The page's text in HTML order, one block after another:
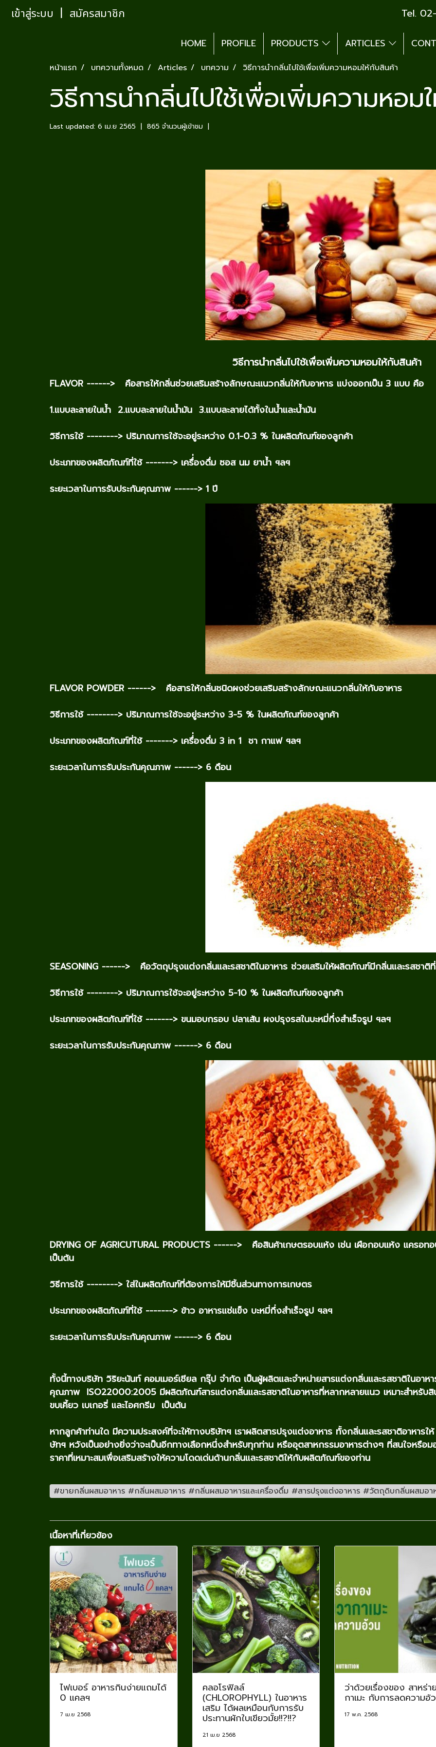
เข้าสู่ระบบ สมัครสมาชิก Tel.
HOME PROFILE PRODUCTS ARTICLES
หน้าแรก บทความทั้งหมด Articles บทความ วิธีการนำกลิ่นไปใช้เพื่อเพิ่มความหอมให้กับสินค้า
วิธีการนำกลิ่นไปใช้เพื่อเพิ่มความหอม
Last updated: 6 เม.ย 2565 | 865 จำนวนผู้เข้าชม |
วิธีการนำกลิ่นไปใช้เพื่อเพิ่มความหอมให้กับสินค้า
FLAVOR ------> คือสารให้กลิ่นช่วยเสริมสร้างลักษณะแนวกลิ่นให้กับอาหาร แบ่งออกเป็น 3 แบบ คือ
1.แบบละลายในน้ำ 2.แบบละลายในน้ำมัน 3.แบบละลายได้ทั้งในน้ำและน้ำมัน
วิธีการใช้ --------> ปริมาณการใช้จะอยู่ระหว่าง 0.1-0.3 % ในผลิตภัณฑ์ของลูกค้า
ประเภทของผลิตภัณฑ์ที่ใช้ -------> เครื่่องดื่ม ซอส นม ยาน้ำ ฯลฯ
ระยะเวลาในการรับประกันคุณภาพ ------> 1 ปี
FLAVOR POWDER ------> คือสารให้กลิ่นชนิดผงช่วยเสริมสร้างลักษณะแนวกลิ่นให้กับอาหาร
วิธีการใช้ --------> ปริมาณการใช้จะอยู่ระหว่าง 3-5 % ในผลิตภัณฑ์ของลูกค้า
ประเภทของผลิตภัณฑ์ที่ใช้ -------> เครื่่องดื่ม 3 in 1 ชา กาแฟ ฯลฯ
ระยะเวลาในการรับประกันคุณภาพ ------> 6 ดือน
SEASONING ------> คือวัตถุปรุงแต่งกลิ่นและรสชาติในอาหาร ช่วยเสริมให้ผลิตภัณฑ์มีกลิ่นและรสชาติ
วิธีการใช้ --------> ปริมาณการใช้จะอยู่ระหว่าง 5-10 % ในผลิตภัณฑ์ของลูกค้า
ประเภทของผลิตภัณฑ์ที่ใช้ -------> ขนมอบกรอบ ปลาเส้น ผงปรุงรสในบะหมี่กึ่งสำเร็จรูป ฯลฯ
ระยะเวลาในการรับประกันคุณภาพ ------> 6 ดือน
DRYING OF AGRICUTURAL PRODUCTS ------> คือสินค้าเกษตรอบแห้ง เช่น เผือกอบแห้ง แคร
เป็นต้น
วิธีการใช้ --------> ใส่ในผลิตภัณฑ์ที่ต้องการให้มีชิ้นส่วนทางการเกษตร
ประเภทของผลิตภัณฑ์ที่ใช้ -------> ข้าว อาหารแช่แข็ง บะหมี่กึ่งสำเร็จรูป ฯลฯ
ระยะเวลาในการรับประกันคุณภาพ ------> 6 ดือน
ทั้งนี้ทางบริษัท วิริยะนันท์ คอมเมอร์เชียล กรุ๊ป จำกัด เป็นผู้ผลิตและจำหน่ายสารแต่งกลิ่นและรสชาติในอาห
คุณภาพ ISO22000:2005 มีผลิตภัณฑ์สารแต่งกลิ่นและรสชาติในอาหารที่หลากหลายแนว เหมาะสำหรับสิ
ขบเคี้ยว เบเกอรี่ และไอศกรีม เป็นต้น
หากลูกค้าท่านใด มีความประสงค์ที่จะให้ทางบริษัทฯ เราผลิตสารปรุงแต่งอาหาร ทั้งกลิ่นและรสชาติอาหาร
ษัทฯ หวังเป็นอย่างยิ่งว่าจะเป็นอีกทางเลือกหนึ่งสำหรับทุกท่าน หรืออุตสาหกรรมอาหารต่างๆ ที่สนใจหรือ
ราคาที่เหมาะสมเพื่อเสริมสร้างให้ความโดดเด่นด้านกลิ่นและรสชาติให้กับผลิตภัณฑ์ของท่าน
#ขายกลิ่นผสมอาหาร #กลิ่นผสมอาหาร #กลิ่นผสมอาหารและเครื่องดื่ม #สารปรุงแต่งอาหาร #วัตถุดิบกลิ่นผสมอา
เนื้อหาที่เกี่ยวข้อง
ไฟเบอร์ อาหารกินง่ายแถมได้
0 แคลฯ
7 เม.ย 2568
คลอโรฟิลล์
(CHLOROPHYLL) ในอาหาร
เสริม ได้ผลเหมือนกับการรับ
ประทานผักใบเขียวมั้ย!!?!!?
21 เม.ย 2568
ว่าด้วยเรื่องของ สาหร่า
กาเมะ กับการลดความอ้
17 พ.ค. 2568